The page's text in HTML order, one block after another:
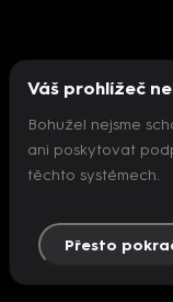
Váš prohlížeč
Bohužel nejsme
ani poskytovat
těchto systémech.
Přesto